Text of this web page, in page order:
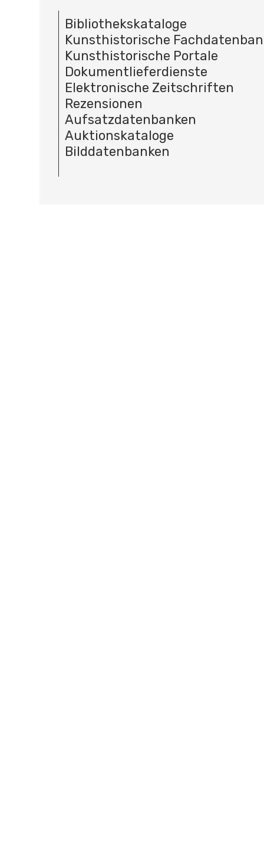
Bibliothekskataloge
Kunsthistorische
Kunsthistorische Portale
Dokumentlieferdienste
Elektronische Zeitschriften
Rezensionen
Aufsatzdatenbanken
Auktionskataloge
Bilddatenbanken